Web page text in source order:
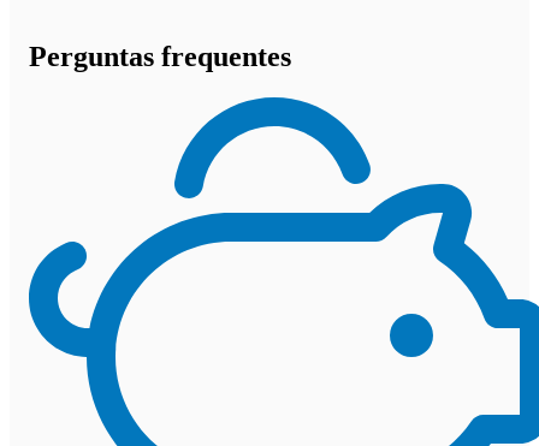
Perguntas frequentes